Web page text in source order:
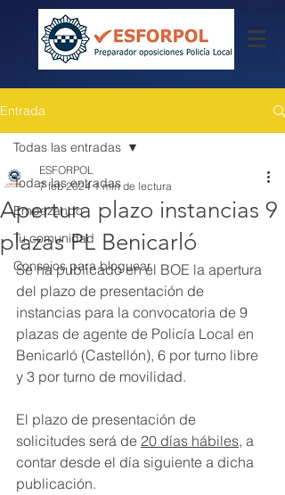
Entrada
Todas las entradas
Empezando
Tu comunidad
Consejos para bloguear
Todas las entradas
Apertura plazo instancias 9
plazas PL Benicarló
ESFORPOL
7 feb 2024 1 min de lectura
Se ha publicado en el BOE la apertura
del plazo de presentación de
instancias para la convocatoria de 9
plazas de agente de Policía Local en
Benicarló (Castellón), 6 por turno libre
y 3 por turno de movilidad.
El plazo de presentación de
solicitudes será de 20 días hábiles, a
contar desde el día siguiente a dicha
publicación.